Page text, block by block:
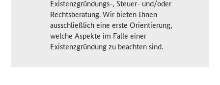
Existenzgründungs-, Steuer- und/oder
Rechtsberatung. Wir bieten Ihnen
ausschließlich eine erste Orientierung,
welche Aspekte im Falle einer
Existenzgründung zu beachten sind.